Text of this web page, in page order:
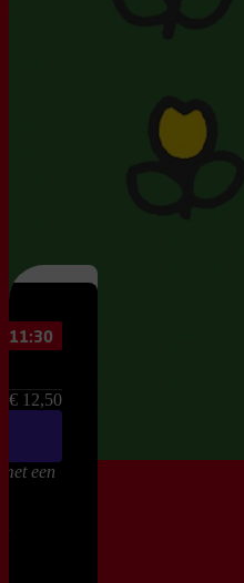
&
Familie
11:30
€ 12,50
een